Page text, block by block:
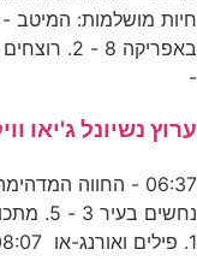
-
ערוץ נשיונל ג'יאו ווילד 12-12-
1. פילים ואורנג-או 08:07 - החווה המדהימה של ד''ר